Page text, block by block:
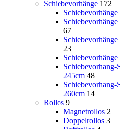
Schiebevorhänge 172
Schiebevorhänge
67
23
Schiebevorhänge
Schiebevorhang-
245cm 48
Schiebevorhang-
260cm 14
Rollos 9
Magnetrollos 2
Doppelrollos 3